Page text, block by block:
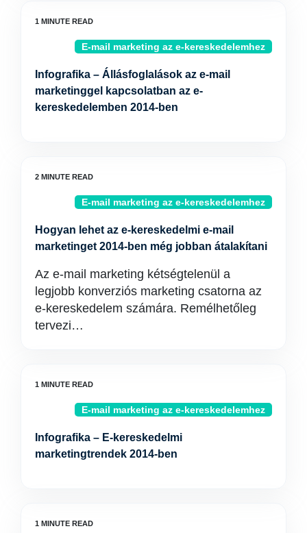
E-mail marketing az e-kereskedelemhez
Infografika – Állásfoglalások az e-mail
marketinggel kapcsolatban az e-
kereskedelemben 2014-ben
E-mail marketing az e-kereskedelemhez
Hogyan lehet az e-kereskedelmi e-mail
marketinget 2014-ben még jobban átalakítani
Az e-mail marketing kétségtelenül a
legjobb konverziós marketing csatorna az
e-kereskedelem számára. Remélhetőleg
tervezi…
E-mail marketing az e-kereskedelemhez
Infografika – E-kereskedelmi
marketingtrendek 2014-ben